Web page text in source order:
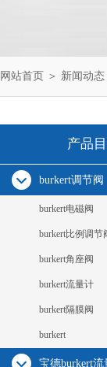
网站首页 ＞ 新闻动态
产品
burkert调节阀
burkert电磁阀
burkert比例调节
burkert角座阀
burkert流量计
burkert隔膜阀
burkert
宝德burkert流